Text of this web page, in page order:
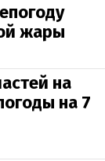
жары
на
на 7